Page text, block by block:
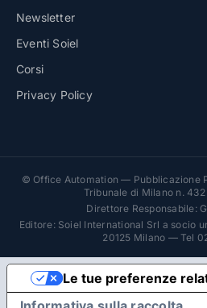
Newsletter
Eventi Soiel
Corsi
Privacy Policy
© Office Automation — Pubblicazione
Tribunale di Milano n. 432
Direttore Responsabile:
Editore: Soiel International Srl a socio
20125 Milano — Tel
Le tue preferenze